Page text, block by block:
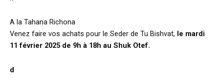
A la Tahana Richona
Venez faire vos achats pour le Seder de Tu Bishvat, le mardi
11 février 2025 de 9h à 18h au Shuk Otef.
d